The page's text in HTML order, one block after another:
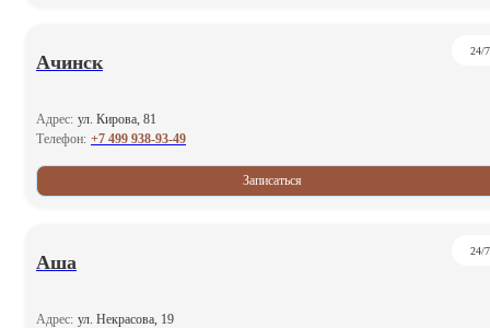
Ачинск
24/7
Адрес: ул. Кирова, 81
Телефон: +7 499 938-93-49
Записаться
Аша
24/7
Адрес: ул. Некрасова, 19